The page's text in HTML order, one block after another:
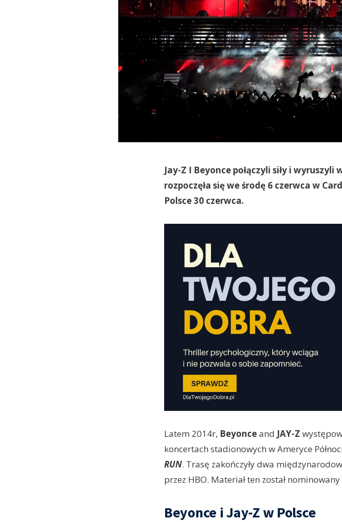
Jay-Z I Beyonce połączyli siły i wyruszyli
rozpoczęła się we środę 6 czerwca w
Polsce 30 czerwca.
Latem 2014r, Beyonceand JAY-Z
koncertach stadionowych w Ameryce
RUN. Trasę zakończyły dwa
przez HBO. Materiał ten został
Beyonce i Jay-Z w Polsce